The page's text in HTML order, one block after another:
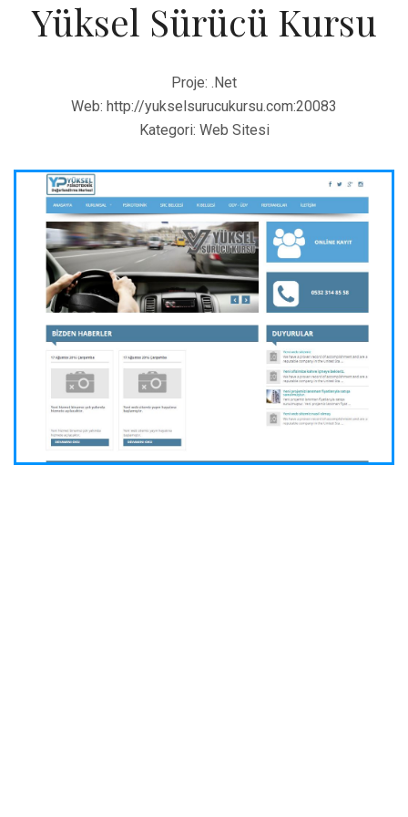
Yüksel Sürücü Kursu
Proje: .Net
Web: http://yukselsurucukursu.com:20083
Kategori: Web Sitesi